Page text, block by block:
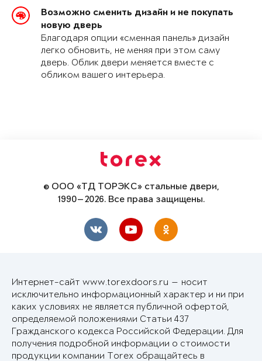
Возможно сменить дизайн и не покупать
новую дверь
Благодаря опции «сменная панель» дизайн
легко обновить, не меняя при этом саму
дверь. Облик двери меняется вместе с
обликом вашего интерьера.
© ООО «ТД ТОРЭКС» стальные двери,
1990—2026. Все права защищены.
Интернет-сайт www.torexdoors.ru — носит
исключительно информационный характер и ни при
каких условиях не является публичной офертой,
определяемой положениями Статьи 437
Гражданского кодекса Российской Федерации. Для
получения подробной информации о стоимости
продукции компании Torex обращайтесь в